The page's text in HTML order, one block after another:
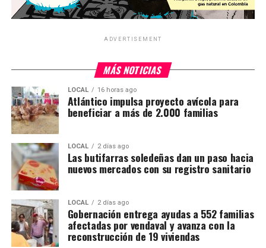
ADVERTISEMENT
MÁS NOTICIAS
LOCAL 16 horas ago
Atlántico impulsa proyecto avícola para
beneficiar a más de 2.000 familias
LOCAL 2 días ago
Las butifarras soledeñas dan un paso hacia
nuevos mercados con su registro sanitario
LOCAL 2 días ago
Gobernación entrega ayudas a 552 familias
afectadas por vendaval y avanza con la
reconstrucción de 19 viviendas